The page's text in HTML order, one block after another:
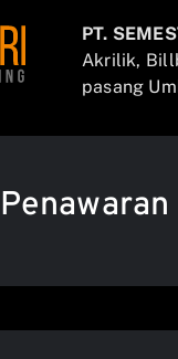
PT.
Akrilik,
pasang